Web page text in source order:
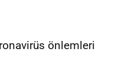
önlemleri